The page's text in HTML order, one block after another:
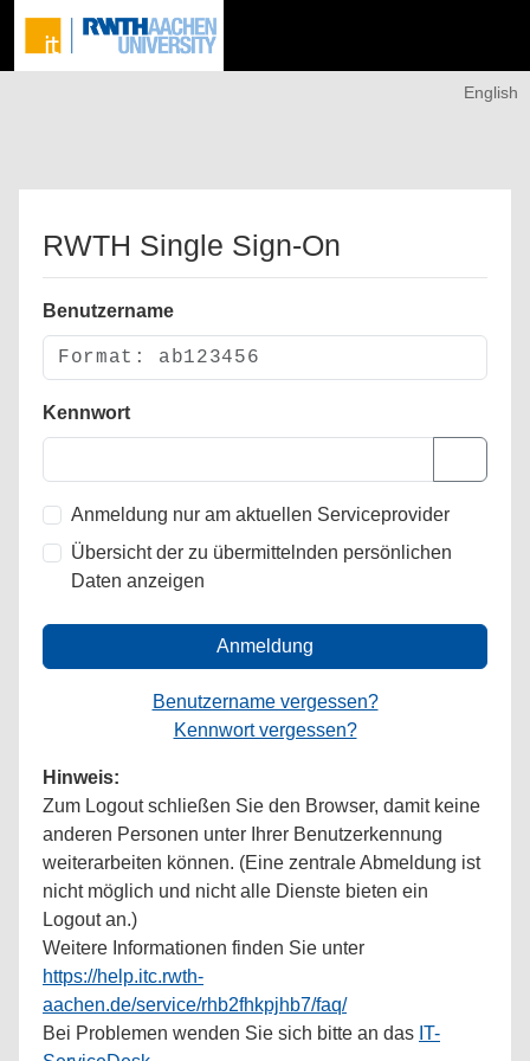
English
RWTH Single Sign-On
Benutzername
Kennwort
Anmeldung nur am aktuellen Serviceprovider
Übersicht der zu übermittelnden persönlichen
Daten anzeigen
Anmeldung
Benutzername vergessen?
Kennwort vergessen?
Hinweis:
Zum Logout schließen Sie den Browser, damit keine
anderen Personen unter Ihrer Benutzerkennung
weiterarbeiten können. (Eine zentrale Abmeldung ist
nicht möglich und nicht alle Dienste bieten ein
Logout an.)
Weitere Informationen finden Sie unter
https://help.itc.rwth-
aachen.de/service/rhb2fhkpjhb7/faq/
Bei Problemen wenden Sie sich bitte an das IT-